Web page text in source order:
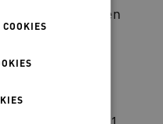
uit de statistieken